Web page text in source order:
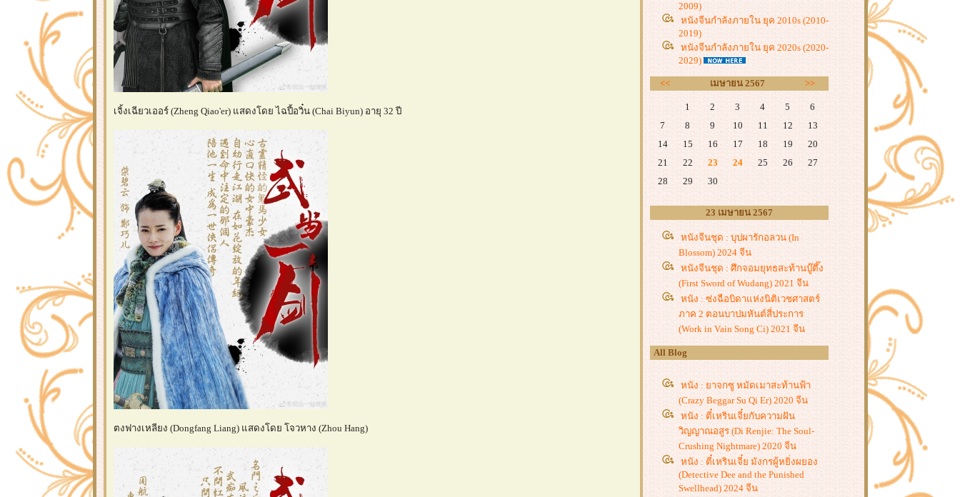
เจิ้งเฉียวเออร์ (Zheng Qiao'er) แสดงโดย ไฉปี้อวิ๋น (Chai Biyun) อายุ 32 ปี
ตงฟางเหลียง (Dongfang Liang) แสดงโดย โจวหาง (Zhou Hang)
2009)
หนังจีนกำลังภายใน ยุค 2010s (2010-
2019)
หนังจีนกำลังภายใน ยุค 2020s (2020-
2029)
<< เมษายน 2567 >>
1 2 3 4 5
6
7
8 9 10 11 12
13
14
15 16 17 18 19
20
21
22 23 24 25 26
27
28
29 30
23 เมษายน 2567
หนังจีนชุด : บุปผารักอลวน (In
Blossom) 2024 จีน
หนังจีนชุด : ศึกจอมยุทธสะท้านบู๊ตึ๊ง
(First Sword of Wudang) 2021 จีน
หนัง : ซ่งฉือบิดาแห่งนิติเวชศาสตร์
ภาค 2 ตอนบาปมหันต์สี่ประการ
(Work in Vain Song Ci) 2021 จีน
All Blog
หนัง : ยาจกซู หมัดเมาสะท้านฟ้า
(Crazy Beggar Su Qi Er) 2020 จีน
หนัง : ตี๋เหรินเจี๋ยกับความฝัน
วิญญาณอสูร (Di Renjie: The Soul-
Crushing Nightmare) 2020 จีน
หนัง : ตี๋เหรินเจี๋ย มังกรผู้หยิ่งผยอง
(Detective Dee and the Punished
Swellhead) 2024 จีน